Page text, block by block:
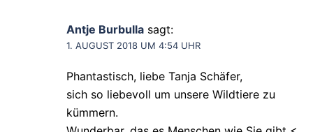
Antje Burbulla sagt:
1. AUGUST 2018 UM 4:54 UHR
Phantastisch, liebe Tanja Schäfer,
sich so liebevoll um unsere Wildtiere zu
kümmern.